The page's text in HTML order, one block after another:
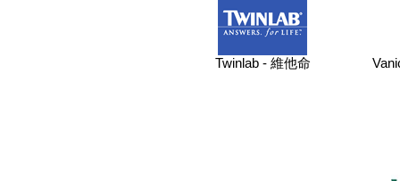
Twinlab - 維他命